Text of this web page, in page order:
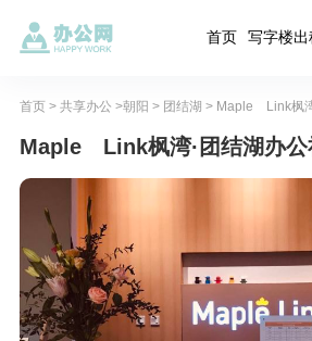
首页 写字楼出
首页> 共享办公 >朝阳 > 团结湖 > Maple Link枫
Maple Link枫湾·团结湖办公